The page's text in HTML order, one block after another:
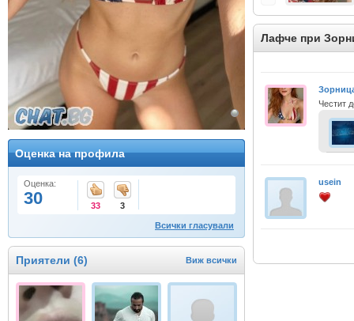
Оценка на профила
Оценка:
30 33 3
Всички гласували
Приятели (6) Виж всички
Лафче при
Честит
usein